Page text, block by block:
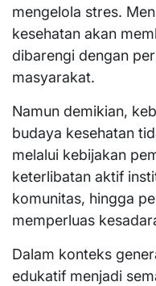
mengelola stres.
kesehatan akan
dibarengi dengan
masyarakat.
Namun demikian,
budaya kesehatan
melalui kebijakan
keterlibatan aktif
komunitas, hingga
memperluas
Dalam konteks
edukatif menjadi